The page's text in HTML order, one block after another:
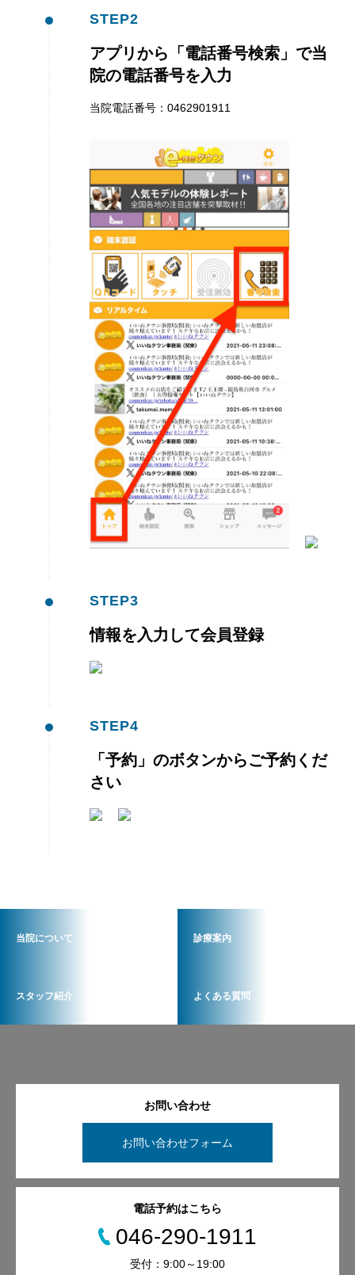
STEP2
アプリから「電話番号検索」で当
院の電話番号を入力
当院電話番号：0462901911
STEP3
情報を入力して会員登録
STEP4
「予約」のボタンからご予約くだ
さい
当院について 診療案内
スタッフ紹介 よくある質問
お問い合わせ
お問い合わせフォーム
電話予約はこちら
046-290-1911
受付：9:00～19:00